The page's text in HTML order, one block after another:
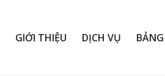
GIỚI THIỆU DỊCH VỤ